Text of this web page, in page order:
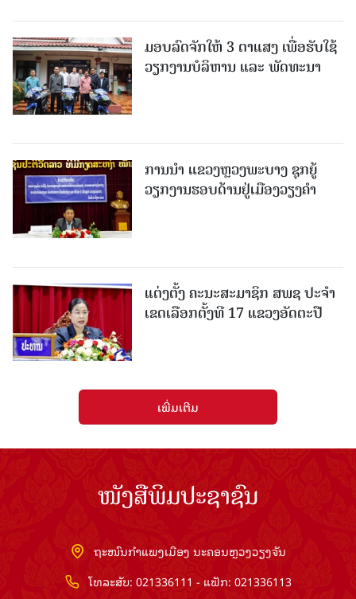
ມອບລົດຈັກໃຫ້ 3 ຕາແສງ ເພື່ອຮັບໃຊ້
ວຽກງານບໍລິຫານ ແລະ ພັດທະນາ
ການນຳ ແຂວງຫຼວງພະບາງ ຊຸກຍູ້
ວຽກງານຮອບດ້ານຢູ່ເມືອງວຽງຄໍາ
ແຕ່ງຕັ້ງ ຄະນະສະມາຊິກ ສພຊ ປະຈຳ
ເຂດເລືອກຕັ້ງທີ 17 ແຂວງອັດຕະປື
ເພີ່ມເຕີມ
ໜັງສືພິມປະຊາຊົນ
ຖະໜົນກຳແພງເມືອງ ນະຄອນຫຼວງວຽງຈັນ
ໂທລະສັບ: 021336111 - ແຟັກ: 021336113